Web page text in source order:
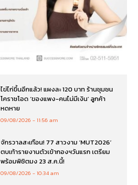
ไข่ไก่ขึ้นอีกแล้ว! แผงละ 120 บาท ร้านชุมชน
โคราชโอด ‘ของแพง-คนไม่มีเงิน’ ลูกค้า
หดหาย
09/08/2026 11:56 am
จักรวาลสะเทือน! 77 สาวงาม ‘MUT2026’
ตบเท้ารายงานตัวเข้ากองฯวันแรก เตรียม
พร้อมพิชิตมง 23 ส.ค.นี้!
09/08/2026 10:34 am